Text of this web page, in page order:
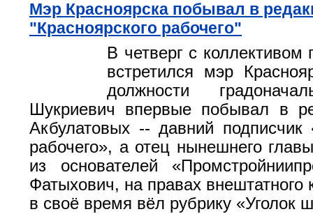
Мэр Красноярска побывал в
"Красноярского рабочего"
В четверг с коллективом
встретился мэр
должности
Шукриевич впервые побывал в
Акбулатовых -- давний подписчик
рабочего», а отец нынешнего
из основателей
Фатыхович, на правах внештатного
в своё время вёл рубрику «Уголок